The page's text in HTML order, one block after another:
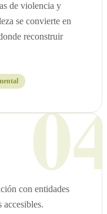
de violencia y
se convierte en
reconstruir
con entidades
accesibles.